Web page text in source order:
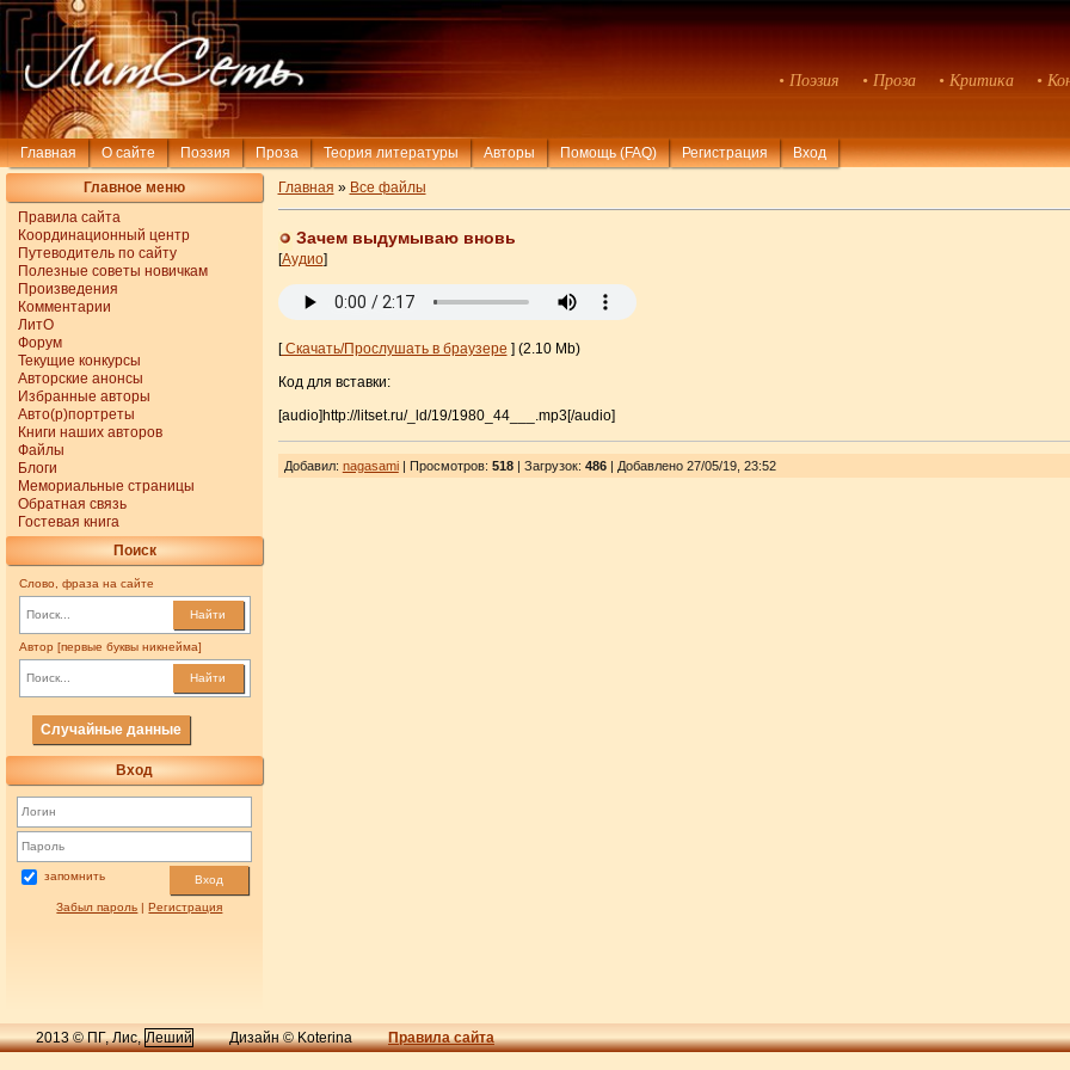
• Поэзия • Проза • Критика •
Главная О сайте Поэзия Проза Теория литературы Авторы Помощь (FAQ) Регистрация Вход
Главное меню
Правила сайта
Координационный центр
Путеводитель по сайту
Полезные советы новичкам
Произведения
Комментарии
ЛитО
Форум
Текущие конкурсы
Авторские анонсы
Избранные авторы
Авто(р)портреты
Книги наших авторов
Файлы
Блоги
Мемориальные страницы
Обратная связь
Гостевая книга
Поиск
Слово, фраза на сайте
Найти
Автор [первые буквы никнейма]
Найти
Случайные данные
Вход
запомнить Вход
Забыл пароль |Регистрация
Главная » Все файлы
Зачем выдумываю вновь
[Аудио]
[Скачать/Прослушать в браузере ] (2.10 Mb)
Код для вставки:
[audio]http://litset.ru/_ld/19/1980_44___.mp3[/audio]
Добавил: nagasami| Просмотров: 518| Загрузок: 486| Добавлено 27/05/19, 23:52
2013 © ПГ, Лис,Леший Дизайн © Koterina Правила сайта